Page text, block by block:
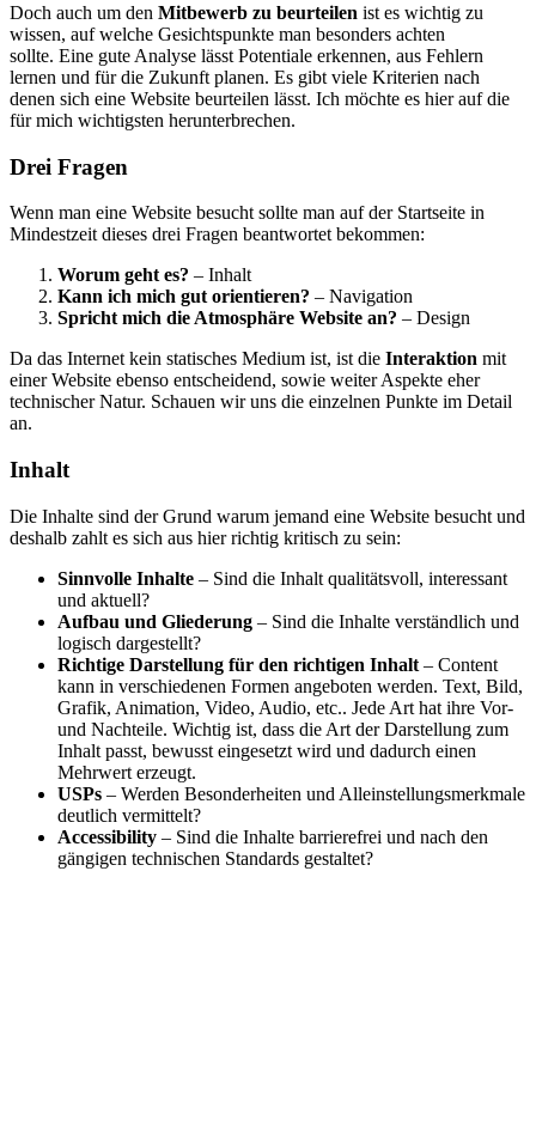
Doch auch um den Mitbewerb zu beurteilen ist es wichtig zu
wissen, auf welche Gesichtspunkte man besonders achten
sollte. Eine gute Analyse lässt Potentiale erkennen, aus Fehlern
lernen und für die Zukunft planen. Es gibt viele Kriterien nach
denen sich eine Website beurteilen lässt. Ich möchte es hier auf die
für mich wichtigsten herunterbrechen.
Drei Fragen
Wenn man eine Website besucht sollte man auf der Startseite in
Mindestzeit dieses drei Fragen beantwortet bekommen:
Worum geht es? – Inhalt
Kann ich mich gut orientieren? – Navigation
Spricht mich die Atmosphäre Website an? – Design
Da das Internet kein statisches Medium ist, ist die Interaktion mit
einer Website ebenso entscheidend, sowie weiter Aspekte eher
technischer Natur. Schauen wir uns die einzelnen Punkte im Detail
an.
Inhalt
Die Inhalte sind der Grund warum jemand eine Website besucht und
deshalb zahlt es sich aus hier richtig kritisch zu sein:
Sinnvolle Inhalte – Sind die Inhalt qualitätsvoll, interessant
und aktuell?
Aufbau und Gliederung – Sind die Inhalte verständlich und
logisch dargestellt?
Richtige Darstellung für den richtigen Inhalt – Content
kann in verschiedenen Formen angeboten werden. Text, Bild,
Grafik, Animation, Video, Audio, etc.. Jede Art hat ihre Vor-
und Nachteile. Wichtig ist, dass die Art der Darstellung zum
Inhalt passt, bewusst eingesetzt wird und dadurch einen
Mehrwert erzeugt.
USPs – Werden Besonderheiten und Alleinstellungsmerkmale
deutlich vermittelt?
Accessibility – Sind die Inhalte barrierefrei und nach den
gängigen technischen Standards gestaltet?